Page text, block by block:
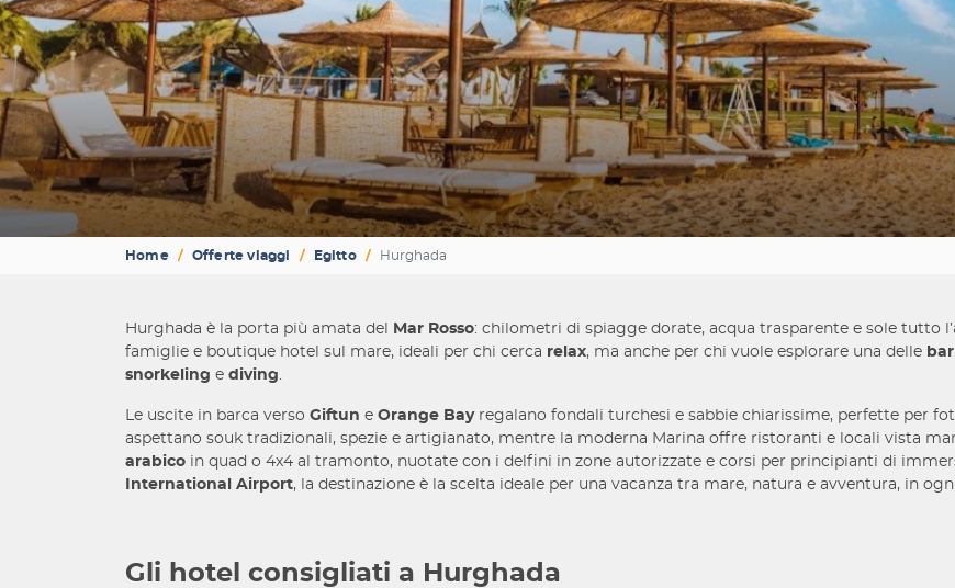
Home Offerte viaggi Egitto Hurghada
Hurghada è la porta più amata del Mar Rosso: chilometri di spiagge dorate, acqua trasparente e sole tutto
famiglie e boutique hotel sul mare, ideali per chi cerca relax, ma anche per chi vuole esplorare una delle
snorkeling e diving.
Le uscite in barca verso Giftun e Orange Bayregalano fondali turchesi e sabbie chiarissime, perfette per
aspettano souk tradizionali, spezie e artigianato, mentre la moderna Marina offre ristoranti e locali vista
arabico in quad o 4x4 al tramonto, nuotate con i delfini in zone autorizzate e corsi per principianti di
International Airport, la destinazione è la scelta ideale per una vacanza tra mare, natura e avventura, in
Gli hotel consigliati a Hurghada